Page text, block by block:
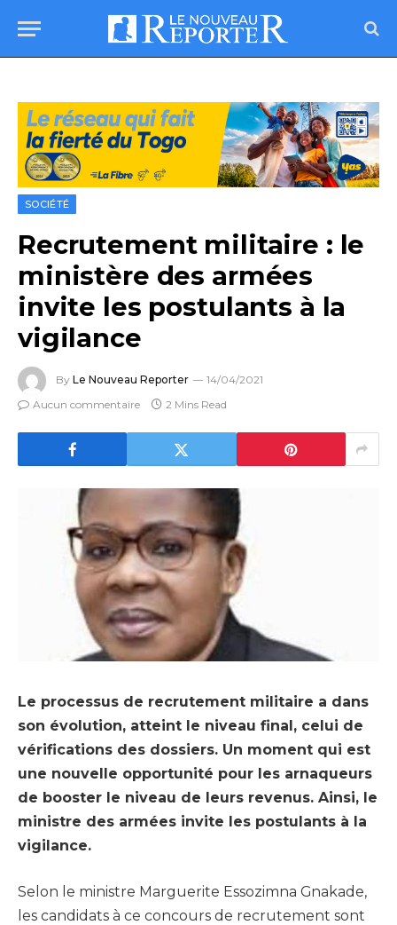
SOCIÉTÉ
Recrutement militaire : le
ministère des armées
invite les postulants à la
vigilance
By Le Nouveau Reporter
14/04/2021
Aucun commentaire
2 Mins Read
Le processus de recrutement militaire a dans
son évolution, atteint le niveau final, celui de
vérifications des dossiers. Un moment qui est
une nouvelle opportunité pour les arnaqueurs
de booster le niveau de leurs revenus. Ainsi, le
ministre des armées invite les postulants à la
vigilance.
Selon le ministre Marguerite Essozimna Gnakade,
les candidats à ce concours de recrutement sont